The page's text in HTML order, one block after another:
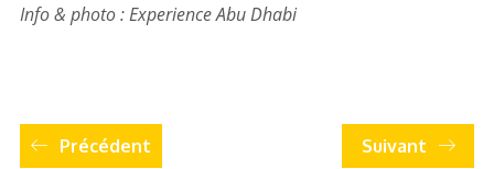
Info & photo : Experience Abu Dhabi
Précédent Suivant